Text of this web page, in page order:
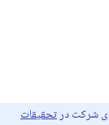
تحقیقات